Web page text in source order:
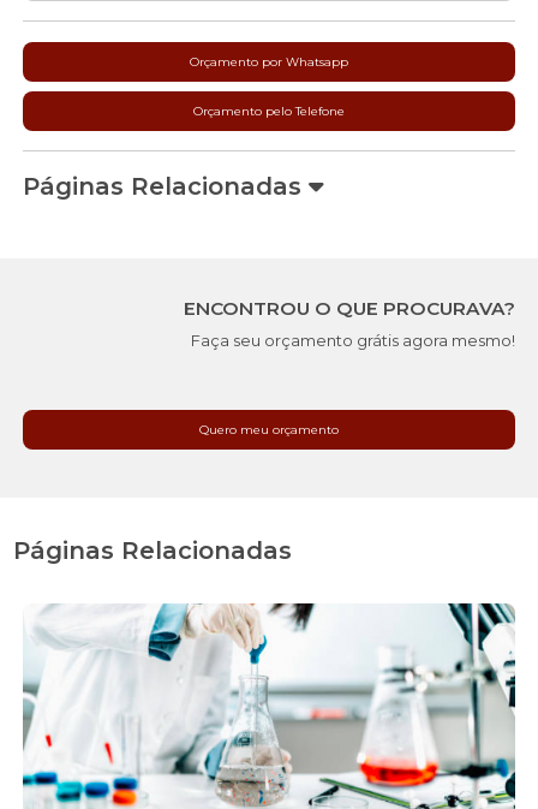
Orçamento por Whatsapp
Orçamento pelo Telefone
Páginas Relacionadas
ENCONTROU O QUE PROCURAVA?
Faça seu orçamento grátis agora mesmo!
Quero meu orçamento
Páginas Relacionadas